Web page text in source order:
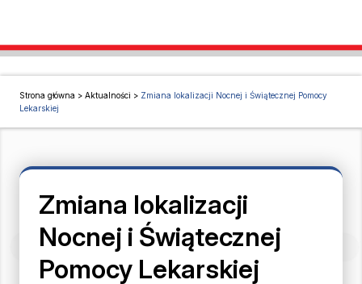
Strona główna > Aktualności > Zmiana lokalizacji Nocnej i Świątecznej Pomocy
Lekarskiej
Zmiana lokalizacji
Nocnej i Świątecznej
Pomocy Lekarskiej